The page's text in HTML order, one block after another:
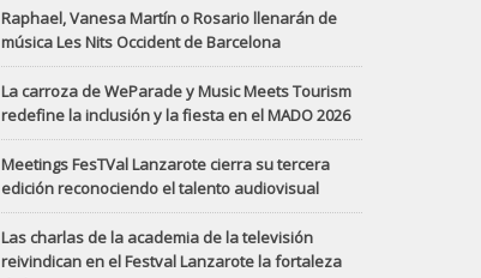
Raphael, Vanesa Martín o Rosario llenarán de
música Les Nits Occident de Barcelona
La carroza de WeParade y Music Meets Tourism
redefine la inclusión y la fiesta en el MADO 2026
Meetings FesTVal Lanzarote cierra su tercera
edición reconociendo el talento audiovisual
Las charlas de la academia de la televisión
reivindican en el Festval Lanzarote la fortaleza